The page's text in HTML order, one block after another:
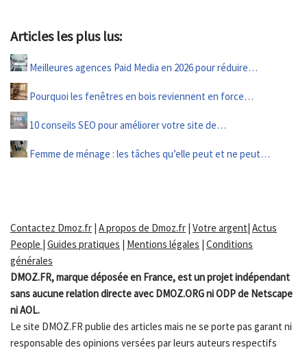
Articles les plus lus:
Meilleures agences Paid Media en 2026 pour réduire…
Pourquoi les fenêtres en bois reviennent en force…
10 conseils SEO pour améliorer votre site de…
Femme de ménage : les tâches qu’elle peut et ne peut…
Contactez Dmoz.fr | A propos de Dmoz.fr | Votre argent| Actus
People | Guides pratiques | Mentions légales | Conditions
générales
DMOZ.FR, marque déposée en France, est un projet indépendant
sans aucune relation directe avec DMOZ.ORG ni ODP de Netscape
ni AOL.
Le site DMOZ.FR publie des articles mais ne se porte pas garant ni
responsable des opinions versées par leurs auteurs respectifs